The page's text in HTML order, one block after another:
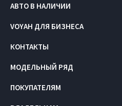
АВТО В НАЛИЧИИ
VOYAH ДЛЯ БИЗНЕСА
КОНТАКТЫ
МОДЕЛЬНЫЙ РЯД
ПОКУПАТЕЛЯМ